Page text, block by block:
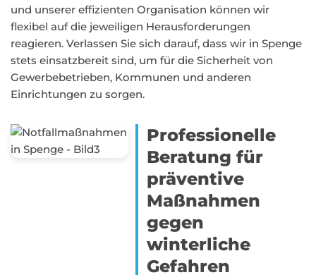
und unserer effizienten Organisation können wir
flexibel auf die jeweiligen Herausforderungen
reagieren. Verlassen Sie sich darauf, dass wir in Spenge
stets einsatzbereit sind, um für die Sicherheit von
Gewerbebetrieben, Kommunen und anderen
Einrichtungen zu sorgen.
Professionelle
Beratung für
präventive
Maßnahmen
gegen
winterliche
Gefahren